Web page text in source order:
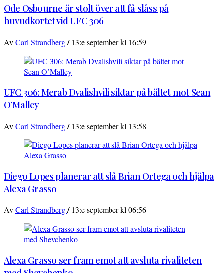
Ode Osbourne är stolt över att få slåss på
huvudkortet vid UFC 306
AvCarl Strandberg/ 13:e september kl 16:59
UFC 306: Merab Dvalishvili siktar på bältet mot Sean
O’Malley
AvCarl Strandberg/ 13:e september kl 13:58
Diego Lopes planerar att slå Brian Ortega och hjälpa
Alexa Grasso
AvCarl Strandberg/ 13:e september kl 06:56
Alexa Grasso ser fram emot att avsluta rivaliteten